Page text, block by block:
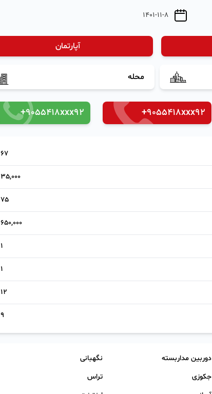
1401-11-8
آپارتمان
محله
+9055418xxx92
+9055418xxx92
67
35,000
75
650,000
1
1
12
9
دوربین مداربسته
نگهبانی
جکوزی
تراس